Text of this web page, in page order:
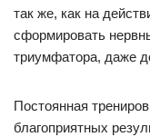
так же, как на
сформировать
триумфатора, даже
Постоянная
благоприятных